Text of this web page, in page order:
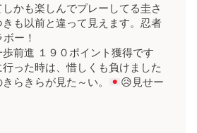
かも楽しんでプレーしてる圭さ
も以前と違って見えます。忍者
ー！
前進 １９０ポイント獲得です
った時は、惜しくも負けました
らきらが見た～い。
😥 見せー